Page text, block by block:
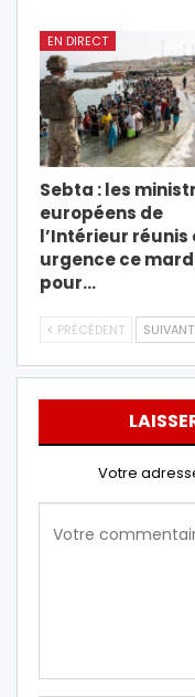
EN DIRECT
Sebta : les
européens de
l’Intérieur réunis
urgence ce
pour…
PRÉCÉDENT SUIVANT
Votre